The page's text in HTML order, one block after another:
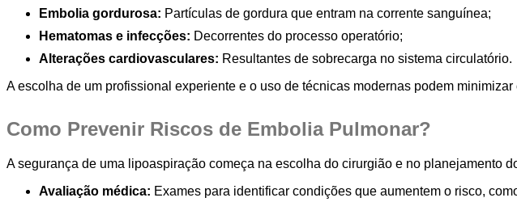
Embolia gordurosa: Partículas de gordura que entram na corrente sanguínea;
Hematomas e infecções: Decorrentes do processo operatório;
Alterações cardiovasculares: Resultantes de sobrecarga no sistema circulatório.
A escolha de um profissional experiente e o uso de técnicas modernas podem
Como Prevenir Riscos de Embolia Pulmonar?
A segurança de uma lipoaspiração começa na escolha do cirurgião e no planejamento
Avaliação médica: Exames para identificar condições que aumentem o risco,